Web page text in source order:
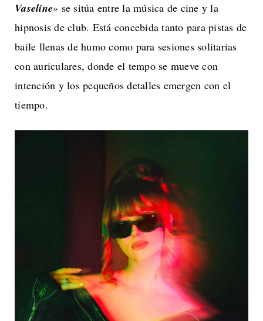
Vaseline» se sitúa entre la música de cine y la
hipnosis de club. Está concebida tanto para pistas de
baile llenas de humo como para sesiones solitarias
con auriculares, donde el tempo se mueve con
intención y los pequeños detalles emergen con el
tiempo.